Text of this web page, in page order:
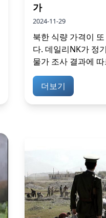
가
2024-11-29
북한 식량 가격이
다. 데일리NK가 정
물가 조사 결과에
더보기